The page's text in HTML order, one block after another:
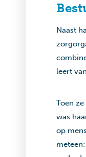
Naast
leert
Toen
was
op